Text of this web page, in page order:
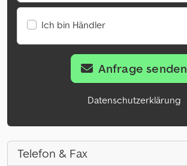
Ich bin Händler
Anfrage senden
Datenschutzerklärung
Telefon & Fax